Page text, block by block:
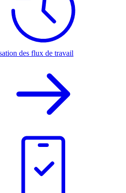
des flux de travail